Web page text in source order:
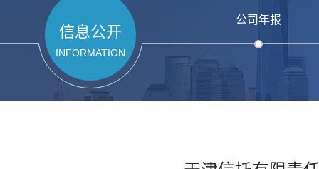
信息公开
INFORMATION
公司年报